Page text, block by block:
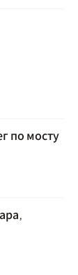
по мосту